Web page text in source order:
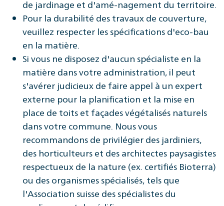
de jardinage et d'amé-nagement du territoire.
Pour la durabilité des travaux de couverture,
veuillez respecter les spécifications d'eco-bau
en la matière.
Si vous ne disposez d'aucun spécialiste en la
matière dans votre administration, il peut
s'avérer judicieux de faire appel à un expert
externe pour la planification et la mise en
place de toits et façades végétalisés naturels
dans votre commune. Nous vous
recommandons de privilégier des jardiniers,
des horticulteurs et des architectes paysagistes
respectueux de la nature (ex. certifiés Bioterra)
ou des organismes spécialisés, tels que
l'Association suisse des spécialistes du